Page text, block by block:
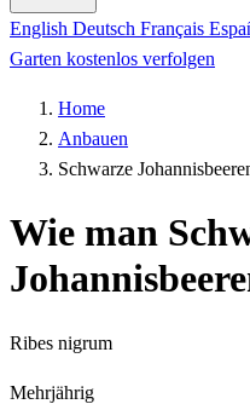
English Deutsch Français
Garten kostenlos verfolgen
Home
Anbauen
Schwarze
Wie man
Ribes nigrum
Mehrjährig